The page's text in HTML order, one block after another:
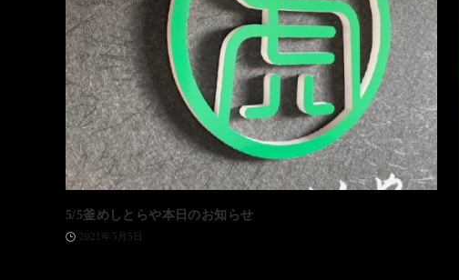
5/5釜めしとらや本日のお知らせ
2021年5月5日